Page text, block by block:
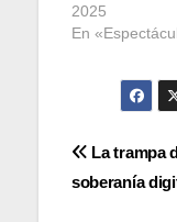
2025
En
La trampa
soberanía